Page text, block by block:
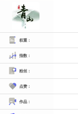
权重：
指数：
粉丝：
点赞：
作品：